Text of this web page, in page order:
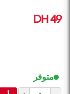
49 DH
متوفر